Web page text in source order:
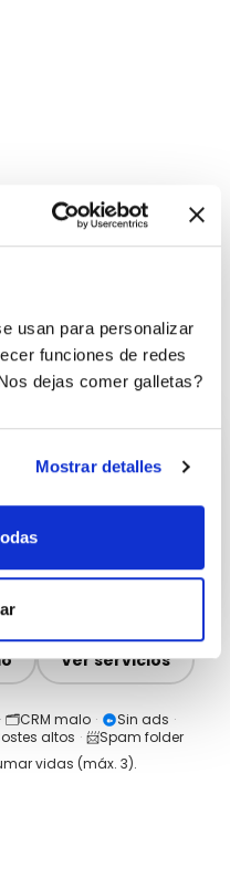
usan para personalizar
funciones de redes
dejas comer galletas?
Mostrar detalles
nada por
del empresario?
Ver servicios
· 🗂️CRM malo · Sin ads ·
altos · 📨Spam folder
vidas (máx. 3).